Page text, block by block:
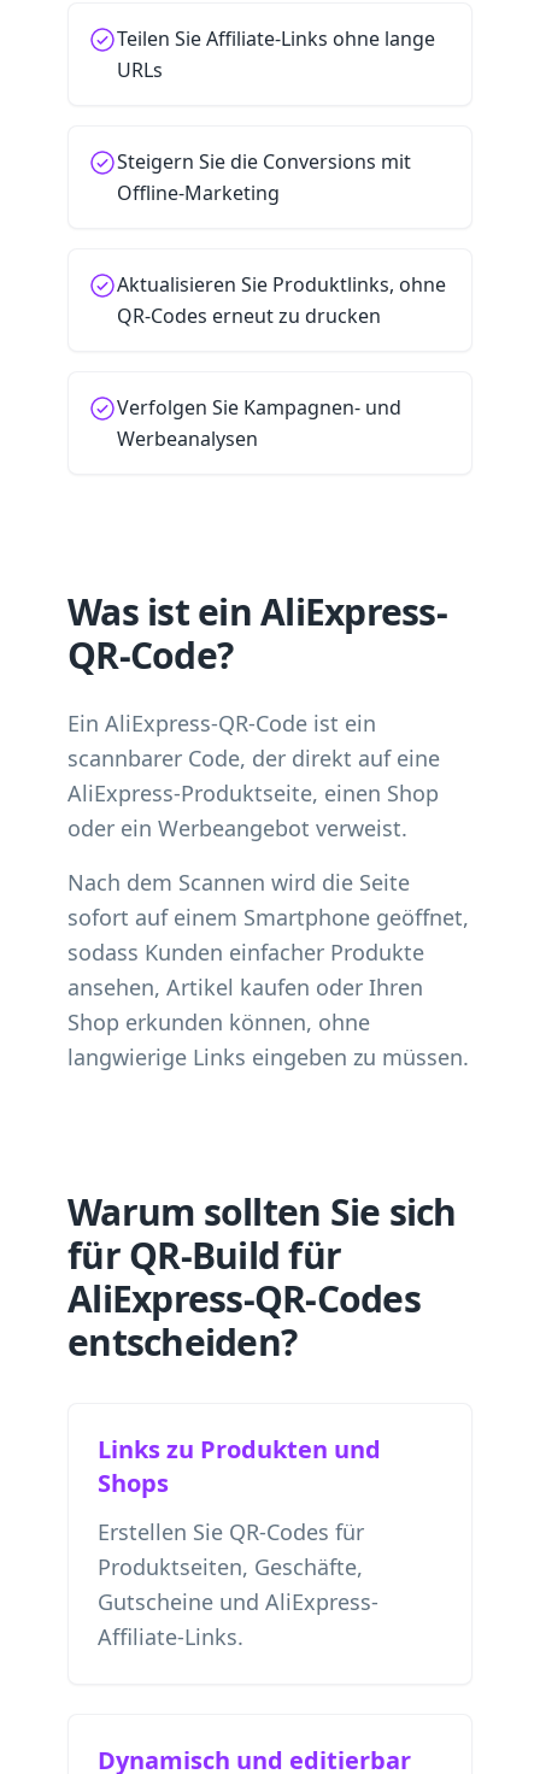
Teilen Sie Affiliate-Links ohne lange
URLs
Steigern Sie die Conversions mit
Offline-Marketing
Aktualisieren Sie Produktlinks, ohne
QR-Codes erneut zu drucken
Verfolgen Sie Kampagnen- und
Werbeanalysen
Was ist ein AliExpress-
QR-Code?
Ein AliExpress-QR-Code ist ein
scannbarer Code, der direkt auf eine
AliExpress-Produktseite, einen Shop
oder ein Werbeangebot verweist.
Nach dem Scannen wird die Seite
sofort auf einem Smartphone geöffnet,
sodass Kunden einfacher Produkte
ansehen, Artikel kaufen oder Ihren
Shop erkunden können, ohne
langwierige Links eingeben zu müssen.
Warum sollten Sie sich
für QR-Build für
AliExpress-QR-Codes
entscheiden?
Links zu Produkten und
Shops
Erstellen Sie QR-Codes für
Produktseiten, Geschäfte,
Gutscheine und AliExpress-
Affiliate-Links.
Dynamisch und editierbar